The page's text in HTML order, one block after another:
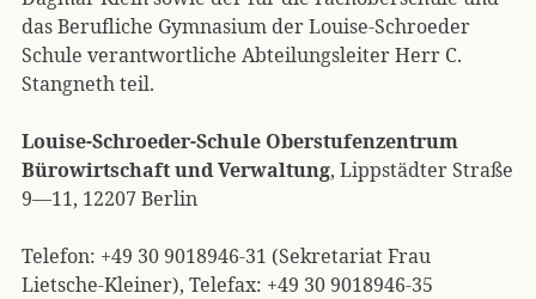
das Berufliche Gymnasium der Louise-Schroeder
Schule verantwortliche Abteilungsleiter Herr C.
Stangneth teil.
Louise-Schroeder-Schule Oberstufenzentrum
Bürowirtschaft und Verwaltung, Lippstädter Straße
9—11, 12207 Berlin
Telefon: +49 30 9018946-31 (Sekretariat Frau
Lietsche-Kleiner), Telefax: +49 30 9018946-35